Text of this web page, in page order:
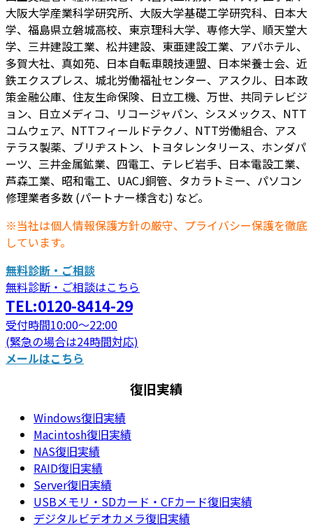
大阪大学産業科学研究所、大阪大学基礎工学研究科、日本大
学、福島県立磐城高校、東京理科大学、専修大学、順天堂大
学、三井建設工業、松井建設、東亜建設工業、アパホテル、
多賀大社、真如苑、日本自転車競技連盟、日本栄養士会、近
鉄エクスプレス、城北労働福祉センター、アスクル、日本政
策金融公庫、住友生命保険、日立工機、万世、共同テレビジ
ョン、日立メディコ、リコージャパン、シスメックス、NTT
コムウェア、NTTフィールドテクノ、NTT労働組合、アス
テラス製薬、ブリヂストン、トヨタレンタリース、ホンダパ
ーツ、三井金属鉱業、四電工、テレビ岩手、日本電設工業、
芦森工業、昭和電工、UACJ銅管、タカラトミー、パソコン
修理業者多数 (パートナー様含む) など。
※当社は個人情報保護方針の厳守、プライバシー保護を徹底
しています。
無料診断・ご相談
無料診断・ご相談はこちら
TEL:0120-8414-29
受付時間10:00～22:00
(緊急の場合は24時間対応)
メールはこちら
復旧実績
Windows復旧実績
Macintosh復旧実績
NAS復旧実績
RAID復旧実績
Server復旧実績
USBメモリ・SDカード・CFカード復旧実績
デジタルビデオカメラ復旧実績